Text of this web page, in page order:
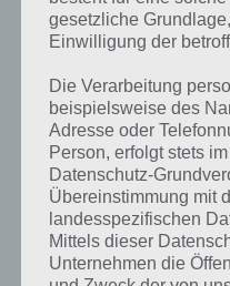
Endlich auch in
Die Clash of Clans
Lange mussten die Android
beliebteste App in diesem
Deutschland freigeschaltet
gesetzliche
Einwilligung der
Die Verarbeitung
beispielsweise des
Adresse oder
Person, erfolgt stets
Datenschutz-
Übereinstimmung mit
landesspezifischen
Mittels dieser
Unternehmen die